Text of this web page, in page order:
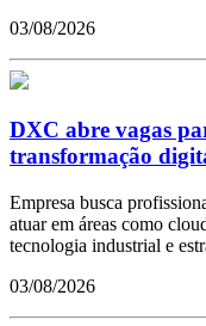
03/08/2026
DXC abre vagas
transformação
Empresa busca
atuar em áreas como
tecnologia industrial e
03/08/2026